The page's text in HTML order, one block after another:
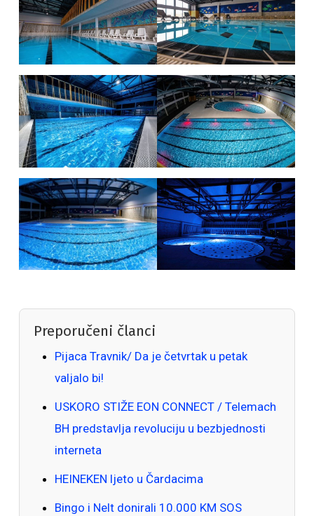
Preporučeni članci
Pijaca Travnik/ Da je četvrtak u petak
valjalo bi!
USKORO STIŽE EON CONNECT / Telemach
BH predstavlja revoluciju u bezbjednosti
interneta
HEINEKEN ljeto u Čardacima
Bingo i Nelt donirali 10.000 KM SOS